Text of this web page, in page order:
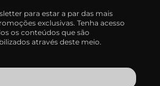
para estar a par das mais
exclusivas. Tenha acesso
os conteúdos que são
através deste meio.